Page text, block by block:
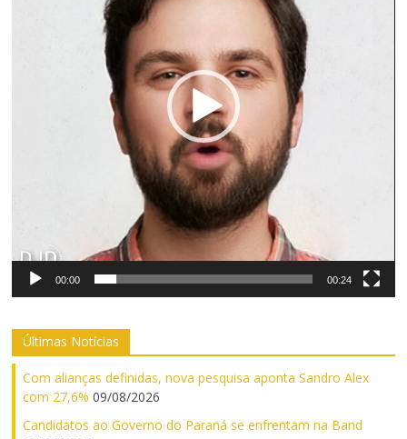
00:00 00:24
Últimas Notícias
Com alianças definidas, nova pesquisa aponta Sandro Alex
com 27,6% 09/08/2026
Candidatos ao Governo do Paraná se enfrentam na Band